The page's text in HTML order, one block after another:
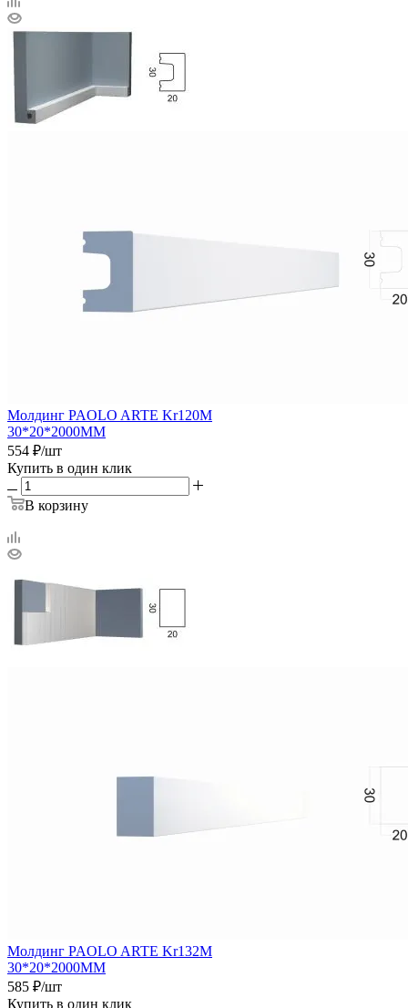
Молдинг PAOLO ARTE Kr120M
30*20*2000ММ
554 ₽/шт
Купить в один клик
В корзину
Молдинг PAOLO ARTE Kr132M
30*20*2000ММ
585 ₽/шт
Купить в один клик